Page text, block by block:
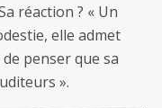
réaction ? « Un
elle admet
penser que sa
».